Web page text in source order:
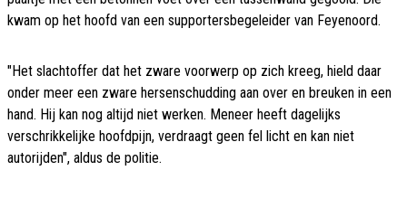
kwam op het hoofd van een supportersbegeleider van Feyenoord.
"Het slachtoffer dat het zware voorwerp op zich kreeg, hield daar
onder meer een zware hersenschudding aan over en breuken in een
hand. Hij kan nog altijd niet werken. Meneer heeft dagelijks
verschrikkelijke hoofdpijn, verdraagt geen fel licht en kan niet
autorijden", aldus de politie.